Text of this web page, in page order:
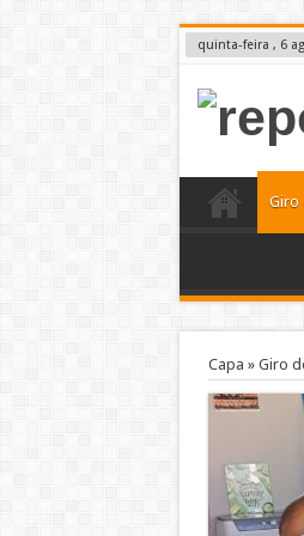
quinta-feira , 6
Giro
Capa » Giro